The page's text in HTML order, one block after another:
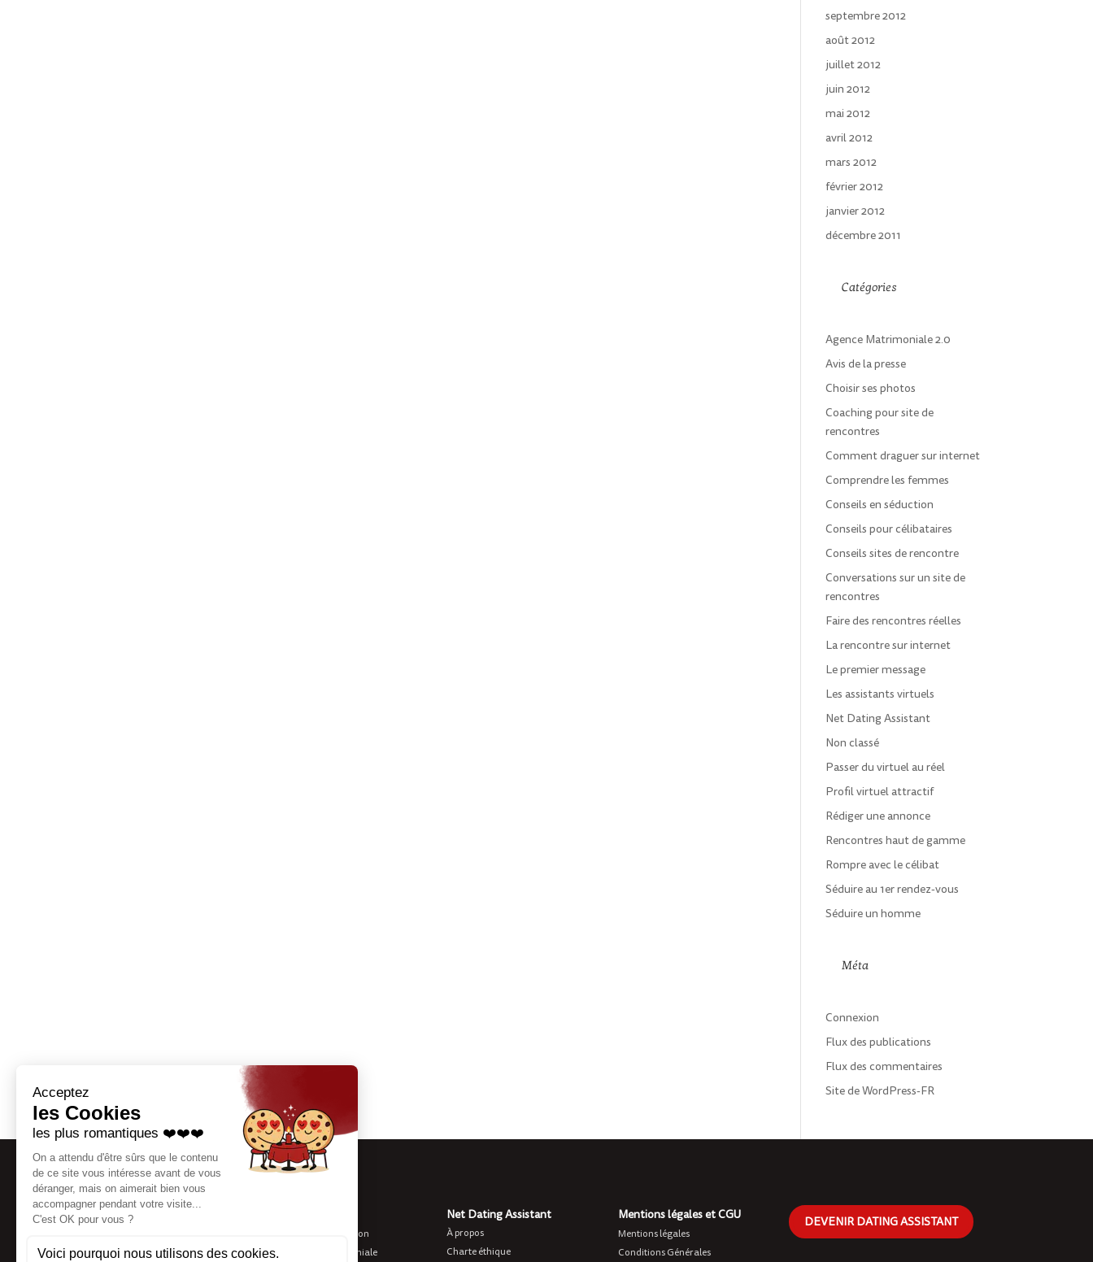
septembre 2012
août 2012
juillet 2012
juin 2012
mai 2012
avril 2012
mars 2012
février 2012
janvier 2012
décembre 2011
Catégories
Agence Matrimoniale 2.0
Avis de la presse
Choisir ses photos
Coaching pour site de
rencontres
Comment draguer sur internet
Comprendre les femmes
Conseils en séduction
Conseils pour célibataires
Conseils sites de rencontre
Conversations sur un site de
rencontres
Faire des rencontres réelles
La rencontre sur internet
Le premier message
Les assistants virtuels
Net Dating Assistant
Non classé
Passer du virtuel au réel
Profil virtuel attractif
Rédiger une annonce
Rencontres haut de gamme
Rompre avec le célibat
Séduire au 1er rendez-vous
Séduire un homme
Méta
Connexion
Flux des publications
Flux des commentaires
Site de WordPress-FR
Coaching séduction
Agence matrimoniale
Net Dating Assistant
À propos
Charte éthique
Mentions légales et CGU
Mentions légales
Conditions Générales
DEVENIR DATING ASSISTANT